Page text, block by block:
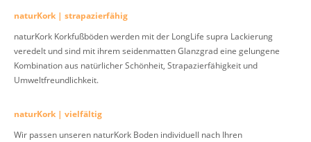
naturKork | strapazierfähig
naturKork Korkfußböden werden mit der LongLife supra Lackierung
veredelt und sind mit ihrem seidenmatten Glanzgrad eine gelungene
Kombination aus natürlicher Schönheit, Strapazierfähigkeit und
Umweltfreundlichkeit.
naturKork | vielfältig
Wir passen unseren naturKork Boden individuell nach Ihren